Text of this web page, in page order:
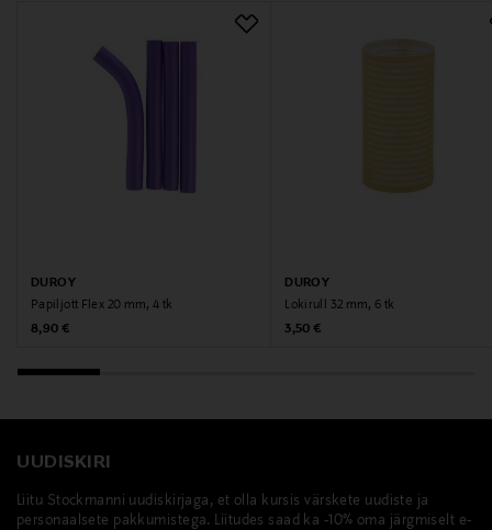
DUROY
Papiljott Flex 20 mm, 4 tk
Original Price
8,90 €
DUROY
Lokirull 32 mm, 6 tk
Original Price
3,50 €
UUDISKIRI
Liitu Stockmanni uudiskirjaga, et olla kursis värskete uudiste ja
personaalsete pakkumistega. Liitudes saad ka -10% oma järgmiselt e-